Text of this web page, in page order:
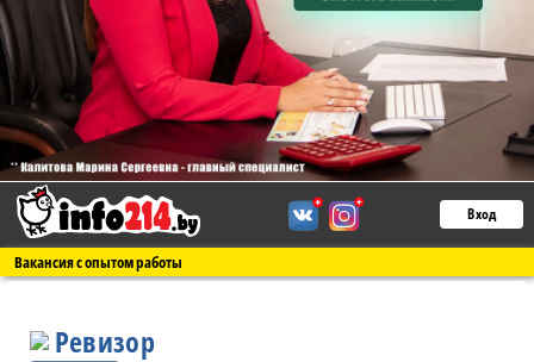
Вход
Вакансия с опытом работы
Ревизор